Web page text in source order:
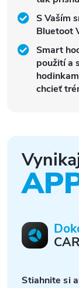
S Vaším
Bluetoot
Smart
použití a
chcieť
Stiahnite si